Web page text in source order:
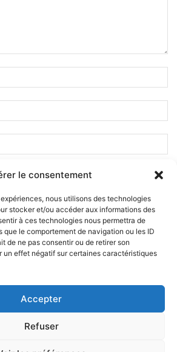
le consentement
nous utilisons des technologies
stocker et/ou accéder aux informations des
à ces technologies nous permettra de
que le comportement de navigation ou les ID
de ne pas consentir ou de retirer son
un effet négatif sur certaines caractéristiques
Accepter
Refuser
ABOUT US
FOLLOW US